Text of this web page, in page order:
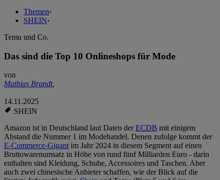
Themen›
SHEIN›
Temu und Co.
Das sind die Top 10 Onlineshops für Mode
von
Mathias Brandt,
14.11.2025
SHEIN
Amazon ist in Deutschland laut Daten derECDB mit einigem
Abstand die Nummer 1 im Modehandel. Denen zufolge kommt der
E-Commerce-Gigantim Jahr 2024 in diesem Segment auf einen
Bruttowarenumsatz in Höhe von rund fünf Milliarden Euro - darin
enthalten sind Kleidung, Schuhe, Accessoires und Taschen. Aber
auch zwei chinesische Anbieter schaffen, wie der Blick auf die